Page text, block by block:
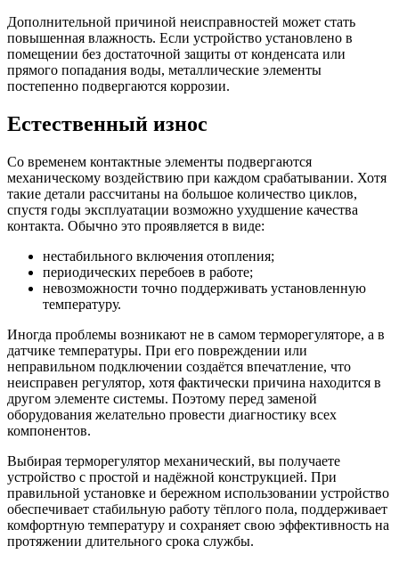
Дополнительной причиной неисправностей может стать
повышенная влажность. Если устройство установлено в
помещении без достаточной защиты от конденсата или
прямого попадания воды, металлические элементы
постепенно подвергаются коррозии.
Естественный износ
Со временем контактные элементы подвергаются
механическому воздействию при каждом срабатывании. Хотя
такие детали рассчитаны на большое количество циклов,
спустя годы эксплуатации возможно ухудшение качества
контакта. Обычно это проявляется в виде:
нестабильного включения отопления;
периодических перебоев в работе;
невозможности точно поддерживать установленную
температуру.
Иногда проблемы возникают не в самом терморегуляторе, а в
датчике температуры. При его повреждении или
неправильном подключении создаётся впечатление, что
неисправен регулятор, хотя фактически причина находится в
другом элементе системы. Поэтому перед заменой
оборудования желательно провести диагностику всех
компонентов.
Выбирая терморегулятор механический, вы получаете
устройство с простой и надёжной конструкцией. При
правильной установке и бережном использовании устройство
обеспечивает стабильную работу тёплого пола, поддерживает
комфортную температуру и сохраняет свою эффективность на
протяжении длительного срока службы.